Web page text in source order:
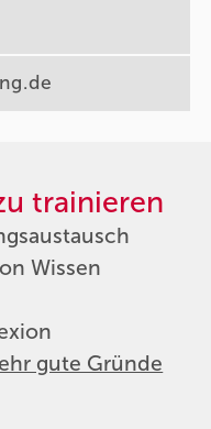
trainieren
Wissen
gute Gründe